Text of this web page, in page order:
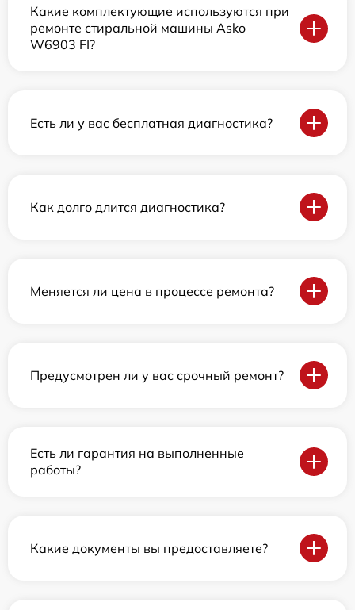
Какие комплектующие используются при
ремонте стиральной машины Asko
W6903 FI?
Есть ли у вас бесплатная диагностика?
Как долго длится диагностика?
Меняется ли цена в процессе ремонта?
Предусмотрен ли у вас срочный ремонт?
Есть ли гарантия на выполненные
работы?
Какие документы вы предоставляете?